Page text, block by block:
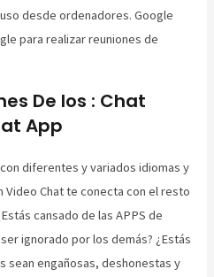
desde ordenadores. Google
para realizar reuniones de
De Ios : Chat
App
diferentes y variados idiomas y
Video Chat te conecta con el resto
cansado de las APPS de
ignorado por los demás? ¿Estás
sean engañosas, deshonestas y